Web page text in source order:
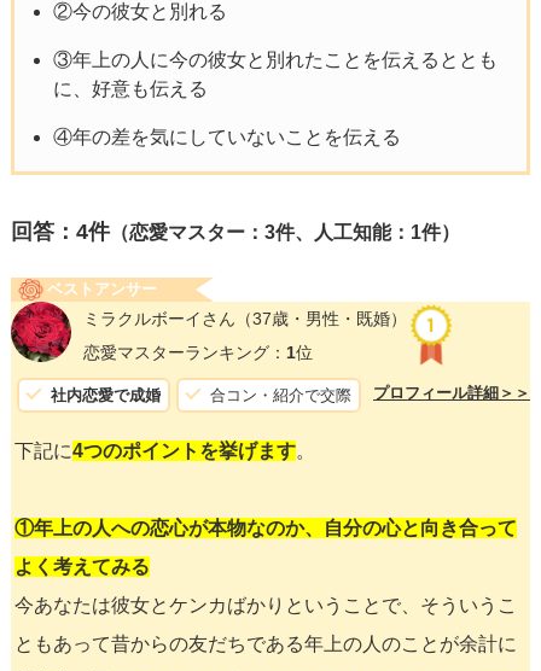
②今の彼女と別れる
③年上の人に今の彼女と別れたことを伝えるととも
に、好意も伝える
④年の差を気にしていないことを伝える
回答： 4件（恋愛マスター：3件、人工知能：1件）
ベストアンサー
ミラクルボーイさん （37歳・男性・既婚）
恋愛マスターランキング： 1位
社内恋愛で成婚 合コン・紹介で交際 プロフィール詳細＞＞
下記に4つのポイントを挙げます。
①年上の人への恋心が本物なのか、自分の心と向き合って
よく考えてみる
今あなたは彼女とケンカばかりということで、そういうこ
ともあって昔からの友だちである年上の人のことが余計に